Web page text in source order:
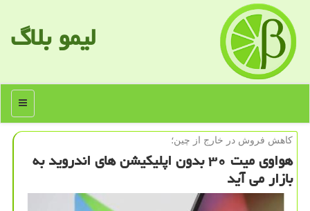
لیمو بلاگ
منو
كاهش فروش در خارج از چین؛
هواوی میت ۳۰ بدون اپلیكیشن های اندروید به
بازار می آید